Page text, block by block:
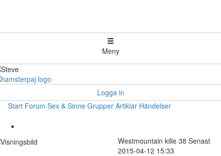
Meny
Logga in
Start Forum Sex & Sinne Grupper Artiklar Händelser
Westmountain kille 38 Senast
2015-04-12 15:33